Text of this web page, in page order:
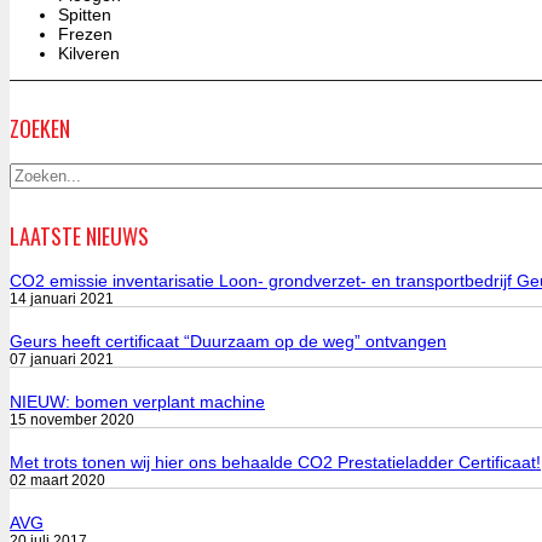
Spitten
Frezen
Kilveren
ZOEKEN
LAATSTE NIEUWS
CO2 emissie inventarisatie Loon- grondverzet- en transportbedrijf
14 januari 2021
Geurs heeft certificaat “Duurzaam op de weg” ontvangen
07 januari 2021
NIEUW: bomen verplant machine
15 november 2020
Met trots tonen wij hier ons behaalde CO2 Prestatieladder Certificaat!
02 maart 2020
AVG